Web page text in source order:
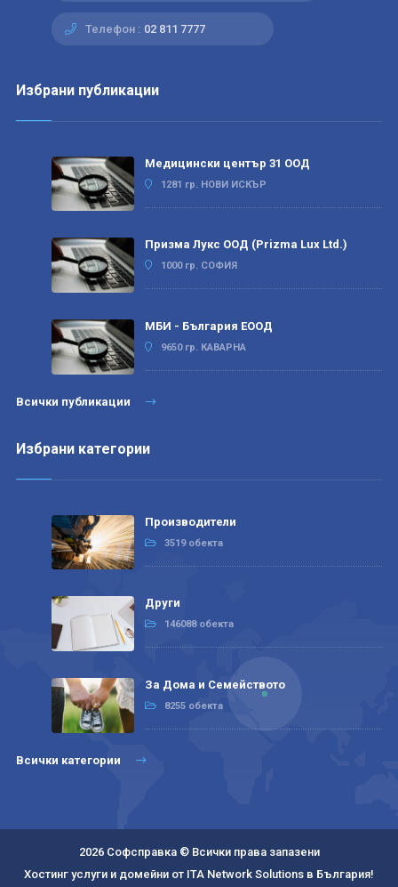
Телефон : 02 811 7777
Избрани публикации
Медицински център 31 ООД
1281 гр. НОВИ ИСКЪР
Призма Лукс ООД (Prizma Lux Ltd.)
1000 гр. СОФИЯ
МБИ - България ЕООД
9650 гр. КАВАРНА
Всички публикации
Избрани категории
Производители
3519 обекта
Други
146088 обекта
За Дома и Семейството
8255 обекта
Всички категории
2026 Софсправка © Всички права запазени
Хостинг услуги и домейни от ITA Network Solutions в България!